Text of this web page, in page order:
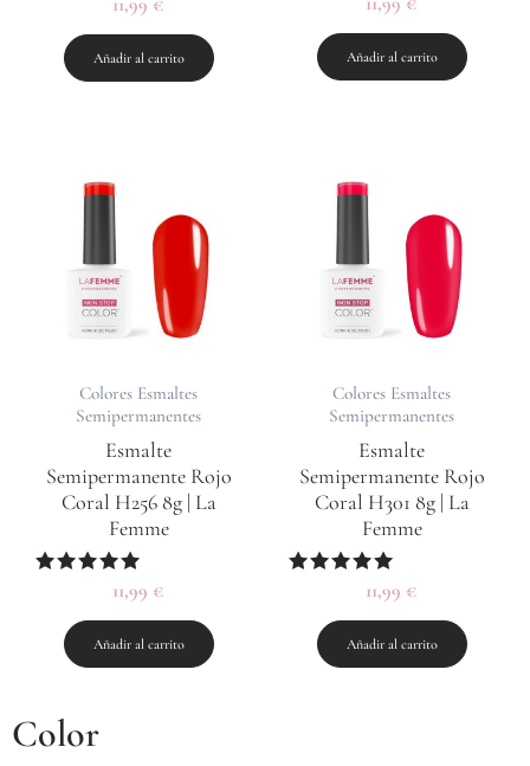
Color
5.00
de 5Añadir al carrito Añadir al carrito
Colores Esmaltes
Semipermanentes
Esmalte
Semipermanente Rojo
Coral H256 8g | La
Femme
Valorado
5.00
de 5
11,99 €
Añadir al carrito
Colores Esmaltes
Semipermanentes
Esmalte
Semipermanente Rojo
Coral H301 8g | La
Femme
Valorado
5.00
de 5
11,99 €
Añadir al carrito